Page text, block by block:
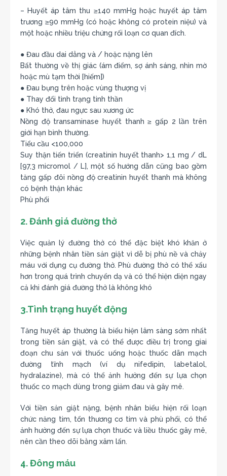
– Huyết áp tâm thu ≥140 mmHg hoặc huyết áp tâm
trương ≥90 mmHg (có hoặc không có protein niệu) và
một hoặc nhiều triệu chứng rối loạn cơ quan đích.
● Đau đầu dai dẳng và / hoặc nặng lên
Bất thường về thị giác (ám điểm, sợ ánh sáng, nhìn mờ
hoặc mù tạm thời [hiếm])
● Đau bụng trên hoặc vùng thượng vị
● Thay đổi tình trạng tinh thần
● Khó thở, đau ngực sau xương ức
Nồng độ transaminase huyết thanh ≥ gấp 2 lần trên
giới hạn bình thường.
Tiểu cầu <100,000
Suy thận tiến triển (creatinin huyết thanh> 1,1 mg / dL
[97,3 micromol / L], một số hướng dẫn cũng bao gồm
tăng gấp đôi nồng độ creatinin huyết thanh mà không
có bệnh thận khác
Phù phổi
2. Đánh giá đường thở
Việc quản lý đường thở có thể đặc biệt khó khăn ở
những bệnh nhân tiền sản giật vì dễ bị phù nề và chảy
máu với dụng cụ đường thở. Phù đường thở có thể xấu
hơn trong quá trình chuyển dạ và có thể hiện diện ngay
cả khi đánh giá đường thở là không khó
3.Tình trạng huyết động
Tăng huyết áp thường là biểu hiện lâm sàng sớm nhất
trong tiền sản giật, và có thể được điều trị trong giai
đoạn chu sản với thuốc uống hoặc thuốc dãn mạch
đường tĩnh mạch (ví dụ nifedipin, labetalol,
hydralazine), mà có thể ảnh hưởng đến sự lựa chọn
thuốc co mạch dùng trong giảm đau và gây mê.
Với tiền sản giật nặng, bệnh nhân biểu hiện rối loạn
chức năng tim, tổn thương cơ tim và phù phổi, có thể
ảnh hưởng đến sự lựa chọn thuốc và liều thuốc gây mê,
nên cần theo dõi bằng xâm lấn.
4. Đông máu